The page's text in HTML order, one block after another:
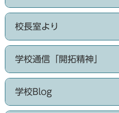
校長室より
学校通信「開拓精神」
学校Blog